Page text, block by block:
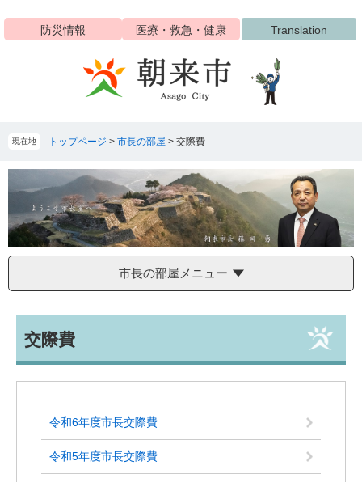
ジ
ュ
へ
防災情報 医療・救急・健康 Translation
現在地 トップページ > 市長の部屋 > 交際費
市長の部屋メニュー
文交際費
令和6年度市長交際費
令和5年度市長交際費